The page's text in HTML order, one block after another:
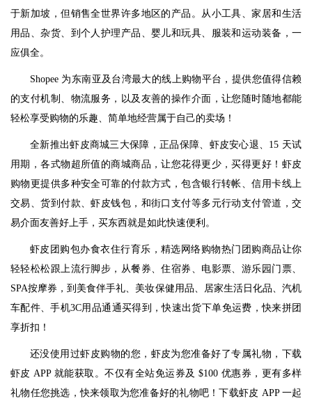
于新加坡，但销售全世界许多地区的产品。从小工具、家居和生活
用品、杂货、到个人护理产品、婴儿和玩具、服装和运动装备，一
应俱全。
Shopee 为东南亚及台湾最大的线上购物平台，提供您值得信赖
的支付机制、物流服务，以及友善的操作介面，让您随时随地都能
轻松享受购物的乐趣、简单地经营属于自己的卖场！
全新推出虾皮商城三大保障，正品保障、虾皮安心退、15 天试
用期，各式物超所值的商城商品，让您花得更少，买得更好！虾皮
购物更提供多种安全可靠的付款方式，包含银行转帐、信用卡线上
交易、货到付款、虾皮钱包，和街口支付等多元行动支付管道，交
易介面友善好上手，买东西就是如此快速便利。
虾皮团购包办食衣住行育乐，精选网络购物热门团购商品让你
轻轻松松跟上流行脚步，从餐券、住宿券、电影票、游乐园门票、
SPA按摩券，到美食伴手礼、美妆保健用品、居家生活日化品、汽机
车配件、手机3C用品通通买得到，快速出货下单免运费，快来拼团
享折扣！
还没使用过虾皮购物的您，虾皮为您准备好了专属礼物，下载
虾皮 APP 就能获取。不仅有全站免运券及 $100 优惠券，更有多样
礼物任您挑选，快来领取为您准备好的礼物吧！下载虾皮 APP 一起